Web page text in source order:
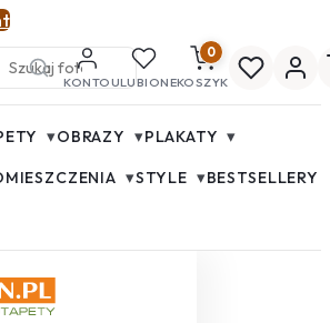
KONTOULUBIONE
0
KOSZYK
▾OBRAZY ▾PLAKATY ▾
▾STYLE ▾BESTSELLERY